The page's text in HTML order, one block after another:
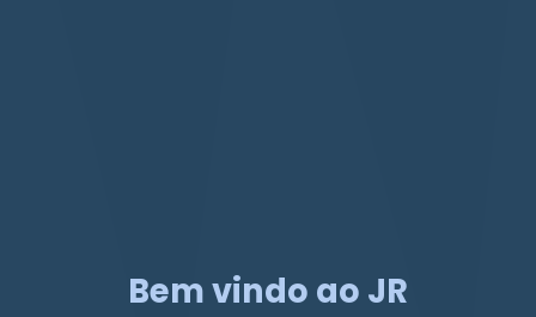
Bem vindo ao JR